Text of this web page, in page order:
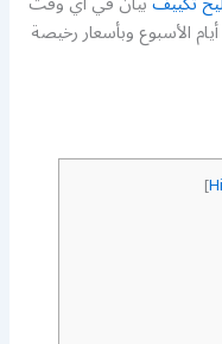
24 ساعة وطيلة أيام الأسبوع وبأسعار رخيصة
]